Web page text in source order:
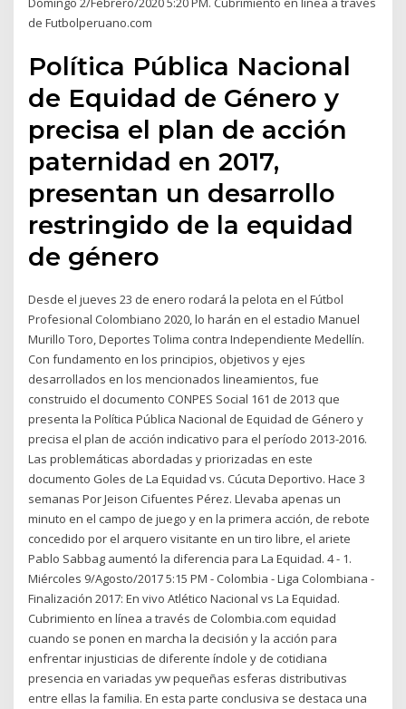
de Futbolperuano.com
Política Pública Nacional
de Equidad de Género y
precisa el plan de acción
paternidad en 2017,
presentan un desarrollo
restringido de la equidad
de género
Desde el jueves 23 de enero rodará la pelota en el Fútbol
Profesional Colombiano 2020, lo harán en el estadio Manuel
Murillo Toro, Deportes Tolima contra Independiente Medellín.
Con fundamento en los principios, objetivos y ejes
desarrollados en los mencionados lineamientos, fue
construido el documento CONPES Social 161 de 2013 que
presenta la Política Pública Nacional de Equidad de Género y
precisa el plan de acción indicativo para el período 2013-2016.
Las problemáticas abordadas y priorizadas en este
documento Goles de La Equidad vs. Cúcuta Deportivo. Hace 3
semanas Por Jeison Cifuentes Pérez. Llevaba apenas un
minuto en el campo de juego y en la primera acción, de rebote
concedido por el arquero visitante en un tiro libre, el ariete
Pablo Sabbag aumentó la diferencia para La Equidad. 4 - 1.
Miércoles 9/Agosto/2017 5:15 PM - Colombia - Liga Colombiana -
Finalización 2017: En vivo Atlético Nacional vs La Equidad.
Cubrimiento en línea a través de Colombia.com equidad
cuando se ponen en marcha la decisión y la acción para
enfrentar injusticias de diferente índole y de cotidiana
presencia en variadas yw pequeñas esferas distributivas
entre ellas la familia. En esta parte conclusiva se destaca una